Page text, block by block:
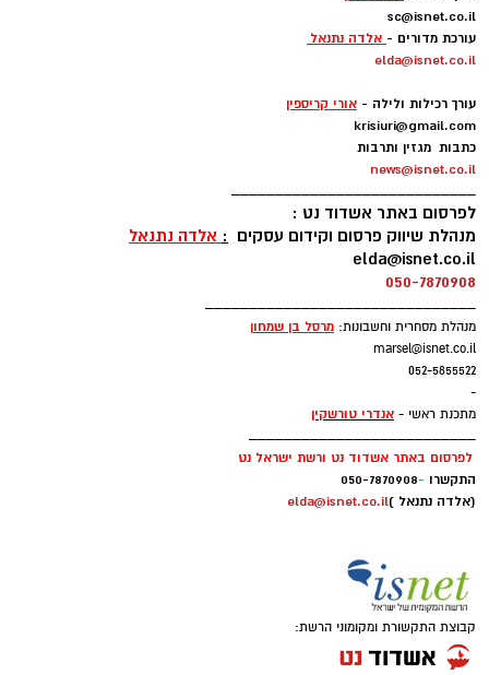
sc@isnet.co.il
עורכת מדורים - אלדה נתנאל
elda@isnet.co.il
עורך רכילות ולילה - אורי קריספין
krisiuri@gmail.com
כתבות מגזין ותרבות
news@isnet.co.il
____________________________
לפרסום באתר אשדוד נט :
מנהלת שיווק פרסום וקידום עסקים : אלדה נתנאל
elda@isnet.co.il
050-7870908
_______________________________
מנהלת מסחרית וחשבונות: מרסל בן שמחון
marsel@isnet.co.il
052-5855522
-
מתכנת ראשי - אנדרי טורשקין
__________________________
לפרסום באתר אשדוד נט ורשת ישראל נט
התקשרו -
050-7870908
(אלדה נתנאל )elda@isnet.co.il
קבוצת התקשורת ומקומוני הרשת: